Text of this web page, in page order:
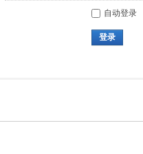
自动登录
登录